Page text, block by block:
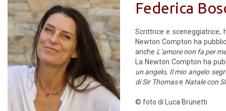
Federica
Scrittrice e sceneggiatrice,
Newton Compton ha
anche L’amore non fa per me
La Newton Compton ha
un angelo, Il mio angelo
di Sir Thomase Natale con
© foto di Luca Brunetti